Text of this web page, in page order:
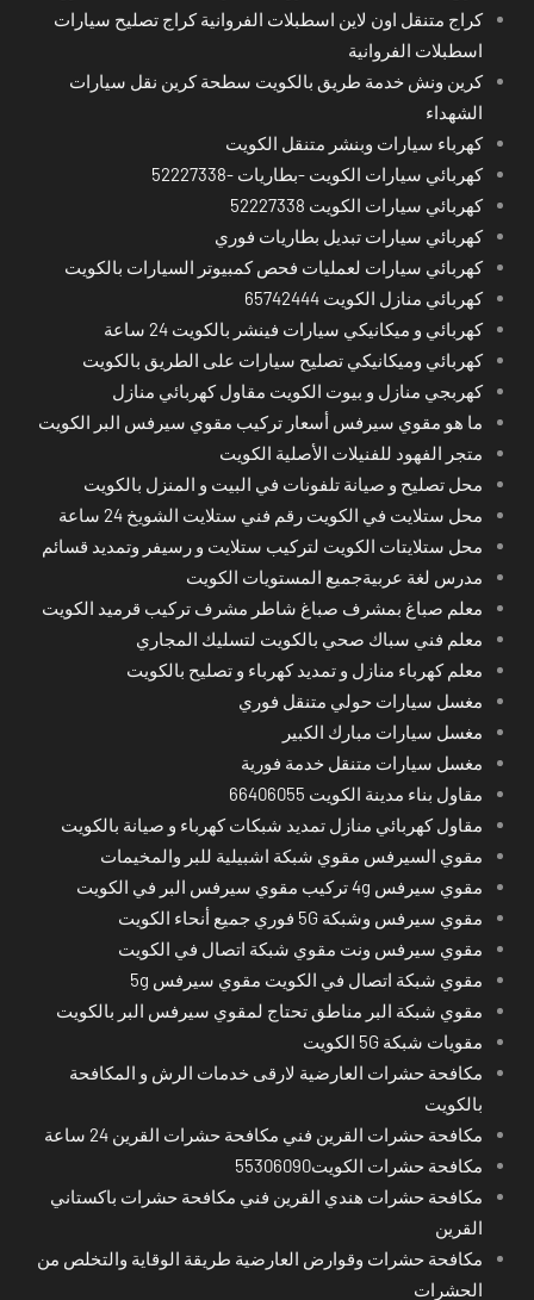
كراج متنقل اون لاين اسطبلات الفروانية كراج تصليح سيارات
اسطبلات الفروانية
كرين ونش خدمة طريق بالكويت سطحة كرين نقل سيارات
الشهداء
كهرباء سيارات وبنشر متنقل الكويت
كهربائي سيارات الكويت -بطاريات -52227338
كهربائي سيارات الكويت 52227338
كهربائي سيارات تبديل بطاريات فوري
كهربائي سيارات لعمليات فحص كمبيوتر السيارات بالكويت
كهربائي منازل الكويت 65742444
كهربائي و ميكانيكي سيارات فينشر بالكويت 24 ساعة
كهربائي وميكانيكي تصليح سيارات على الطريق بالكويت
كهربجي منازل و بيوت الكويت مقاول كهربائي منازل
ما هو مقوي سيرفس أسعار تركيب مقوي سيرفس البر الكويت
متجر الفهود للفنيلات الأصلية الكويت
محل تصليح و صيانة تلفونات في البيت و المنزل بالكويت
محل ستلايت في الكويت رقم فني ستلايت الشويخ 24 ساعة
محل ستلايتات الكويت لتركيب ستلايت و رسيفر وتمديد قسائم
مدرس لغة عربيةجميع المستويات الكويت
معلم صباغ بمشرف صباغ شاطر مشرف تركيب قرميد الكويت
معلم فني سباك صحي بالكويت لتسليك المجاري
معلم كهرباء منازل و تمديد كهرباء و تصليح بالكويت
مغسل سيارات حولي متنقل فوري
مغسل سيارات مبارك الكبير
مغسل سيارات متنقل خدمة فورية
مقاول بناء مدينة الكويت 66406055
مقاول كهربائي منازل تمديد شبكات كهرباء و صيانة بالكويت
مقوي السيرفس مقوي شبكة اشبيلية للبر والمخيمات
مقوي سيرفس 4g تركيب مقوي سيرفس البر في الكويت
مقوي سيرفس وشبكة 5G فوري جميع أنحاء الكويت
مقوي سيرفس ونت مقوي شبكة اتصال في الكويت
مقوي شبكة اتصال في الكويت مقوي سيرفس 5g
مقوي شبكة البر مناطق تحتاج لمقوي سيرفس البر بالكويت
مقويات شبكة 5G الكويت
مكافحة حشرات العارضية لارقى خدمات الرش و المكافحة
بالكويت
مكافحة حشرات القرين فني مكافحة حشرات القرين 24 ساعة
مكافحة حشرات الكويت55306090
مكافحة حشرات هندي القرين فني مكافحة حشرات باكستاني
القرين
مكافحة حشرات وقوارض العارضية طريقة الوقاية والتخلص من
الحشرات